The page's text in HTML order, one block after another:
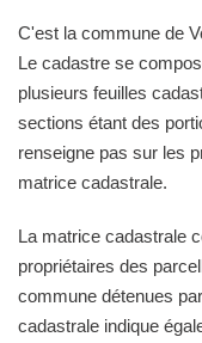
C'est la commune de
Le cadastre se
plusieurs feuilles
sections étant des
renseigne pas sur les
matrice cadastrale.
La matrice cadastrale
propriétaires des
commune détenues
cadastrale indique